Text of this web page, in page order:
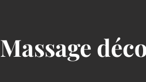
Massage